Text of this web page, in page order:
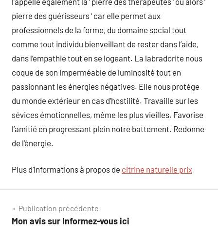
pierre des guérisseurs ‘ car elle permet aux
professionnels de la forme, du domaine social tout
comme tout individu bienveillant de rester dans l’aide,
dans l’empathie tout en se logeant. La labradorite nous
coque de son imperméable de luminosité tout en
passionnant les énergies négatives. Elle nous protège
du monde extérieur en cas d’hostilité. Travaille sur les
sévices émotionnelles, même les plus vieilles. Favorise
l’amitié en progressant plein notre battement. Redonne
de l’énergie.
Plus d’informations à propos de citrine naturelle prix
Navigation
de
Publication précédente
Mon avis sur Informez-vous ici